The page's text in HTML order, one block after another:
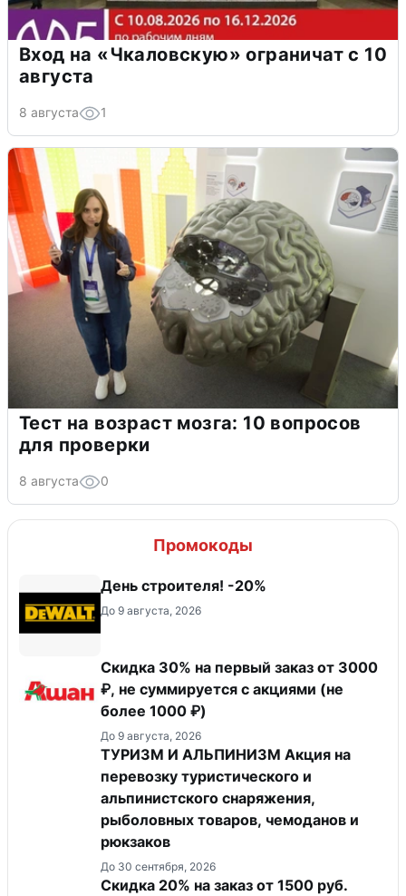
Вход на «Чкаловскую» ограничат с 10
августа
8 августа 1
Тест на возраст мозга: 10 вопросов
для проверки
8 августа 0
Промокоды
День строителя! -20%
До 9 августа, 2026
Скидка 30% на первый заказ от 3000
₽, не суммируется c акциями (не
более 1000 ₽)
До 9 августа, 2026
ТУРИЗМ И АЛЬПИНИЗМ Акция на
перевозку туристического и
альпинистского снаряжения,
рыболовных товаров, чемоданов и
рюкзаков
До 30 сентября, 2026
Скидка 20% на заказ от 1500 руб.